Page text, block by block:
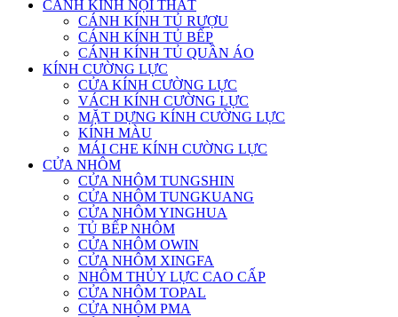
CÁNH KÍNH NỘI THẤT
CÁNH KÍNH TỦ RƯỢU
CÁNH KÍNH TỦ BẾP
CÁNH KÍNH TỦ QUẦN ÁO
KÍNH CƯỜNG LỰC
CỬA KÍNH CƯỜNG LỰC
VÁCH KÍNH CƯỜNG LỰC
MẶT DỰNG KÍNH CƯỜNG LỰC
KÍNH MÀU
MÁI CHE KÍNH CƯỜNG LỰC
CỬA NHÔM
CỬA NHÔM TUNGSHIN
CỬA NHÔM TUNGKUANG
CỬA NHÔM YINGHUA
TỦ BẾP NHÔM
CỬA NHÔM OWIN
CỬA NHÔM XINGFA
NHÔM THỦY LỰC CAO CẤP
CỬA NHÔM TOPAL
CỬA NHÔM PMA